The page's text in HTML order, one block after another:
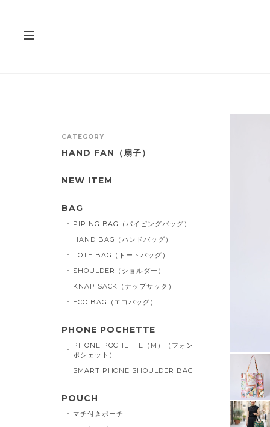
CATEGORY
HAND FAN（扇子）
NEW ITEM
BAG
PIPING BAG（パイピングバッグ）
HAND BAG（ハンドバッグ）
TOTE BAG（トートバッグ）
SHOULDER（ショルダー）
KNAP SACK（ナップサック）
ECO BAG（エコバッグ）
PHONE POCHETTE
PHONE POCHETTE（M）（フォン
ポシェット）
SMART PHONE SHOULDER BAG
POUCH
マチ付きポーチ